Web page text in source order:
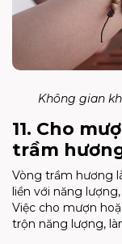
Không gian
11. Cho
trầm
Vòng trầm hương
liền với năng
Việc cho mượn
trộn năng lượng,